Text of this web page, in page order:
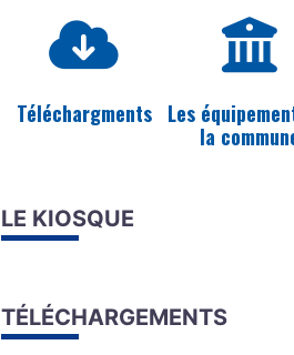
Téléchargments Les
la
LE KIOSQUE
TÉLÉCHARGEMENTS